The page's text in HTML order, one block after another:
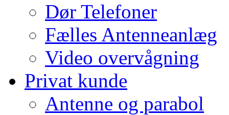
Dør Telefoner
Fælles Antenneanlæg
Video overvågning
Privat kunde
Antenne og parabol